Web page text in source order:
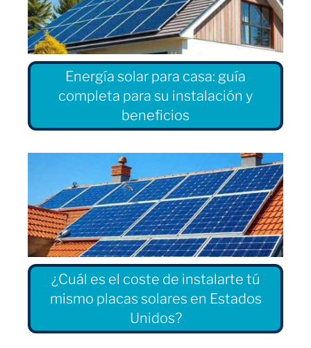
Energía solar para casa: guía
completa para su instalación y
beneficios
¿Cuál es el coste de instalarte tú
mismo placas solares en Estados
Unidos?